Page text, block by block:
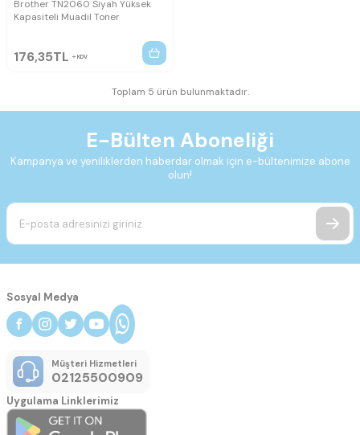
Brother TN2060 Siyah Yüksek
Kapasiteli Muadil Toner
176,35TL KDV
Toplam 5 ürün bulunmaktadır.
E-Bülten Aboneliği
Kampanya ve yeniliklerden haberdar olmak için e-bültenimize abone
olun!
Sosyal Medya
Müşteri Hizmetleri
02125500909
Uygulama Linklerimiz